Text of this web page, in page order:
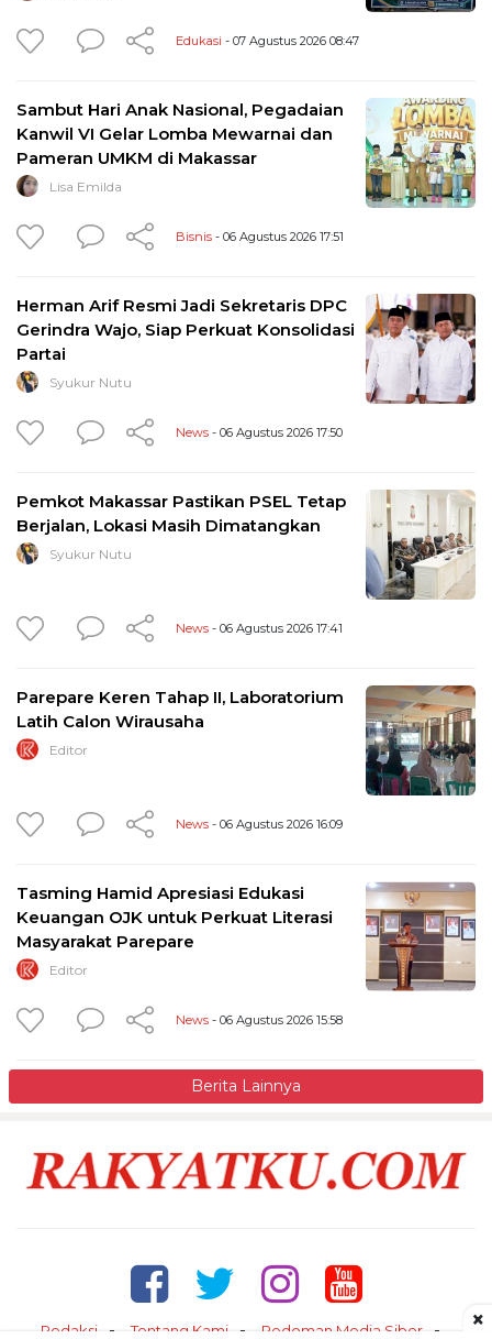
Edukasi - 07 Agustus 2026 08:47
Sambut Hari Anak Nasional, Pegadaian
Kanwil VI Gelar Lomba Mewarnai dan
Pameran UMKM di Makassar
Lisa Emilda
Bisnis - 06 Agustus 2026 17:51
Herman Arif Resmi Jadi Sekretaris DPC
Gerindra Wajo, Siap Perkuat Konsolidasi
Partai
Syukur Nutu
News - 06 Agustus 2026 17:50
Pemkot Makassar Pastikan PSEL Tetap
Berjalan, Lokasi Masih Dimatangkan
Syukur Nutu
News - 06 Agustus 2026 17:41
Parepare Keren Tahap II, Laboratorium
Latih Calon Wirausaha
Editor
News - 06 Agustus 2026 16:09
Tasming Hamid Apresiasi Edukasi
Keuangan OJK untuk Perkuat Literasi
Masyarakat Parepare
Editor
News - 06 Agustus 2026 15:58
Berita Lainnya
Redaksi Tentang Kami Pedoman Media Siber ×